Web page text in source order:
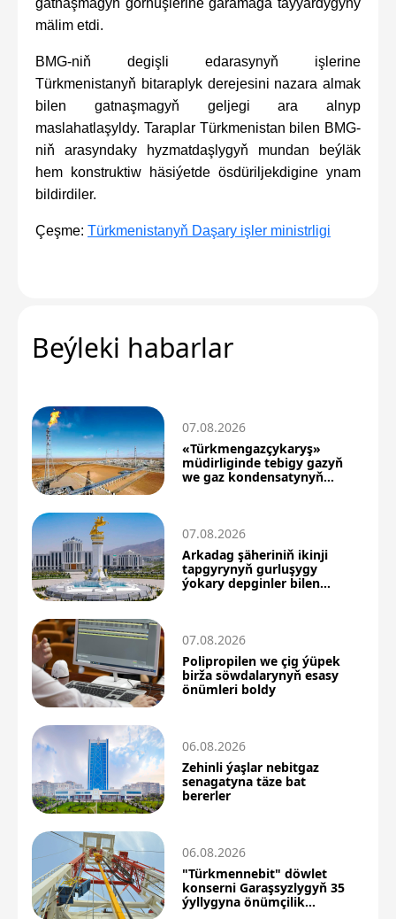
gatnaşmagyň görnüşlerine garamaga taýýardygyny
mälim etdi.
BMG-niň degişli edarasynyň işlerine
Türkmenistanyň bitaraplyk derejesini nazara almak
bilen gatnaşmagyň geljegi ara alnyp
maslahatlaşyldy. Taraplar Türkmenistan bilen BMG-
niň arasyndaky hyzmatdaşlygyň mundan beýläk
hem konstruktiw häsiýetde ösdüriljekdigine ynam
bildirdiler.
Çeşme: Türkmenistanyň Daşary işler ministrligi
Beýleki habarlar
07.08.2026
«Türkmengazçykaryş»
müdirliginde tebigy gazyň
we gaz kondensatynyň
07.08.2026
Arkadag şäheriniň ikinji
tapgyrynyň gurluşygy
ýokary depginler bilen
07.08.2026
Polipropilen we çig ýüpek
birža söwdalarynyň esasy
önümleri boldy
06.08.2026
Zehinli ýaşlar nebitgaz
senagatyna täze bat
bererler
06.08.2026
"Türkmennebit" döwlet
konserni Garaşsyzlygyň 35
ýyllygyna önümçilik